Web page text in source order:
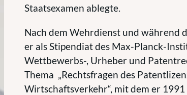
Staatsexamen ablegte.
Nach dem Wehrdienst und während
er als Stipendiat des Max-Planck-
Wettbewerbs-, Urheber und
Thema „Rechtsfragen des
Wirtschaftsverkehr“, mit dem er